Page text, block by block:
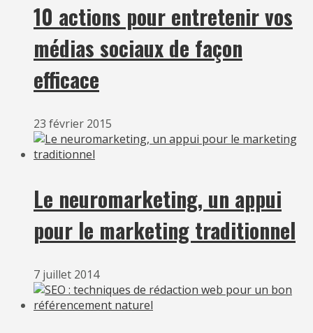
10 actions pour entretenir vos
médias sociaux de façon
efficace
23 février 2015
Le neuromarketing, un appui
pour le marketing traditionnel
7 juillet 2014